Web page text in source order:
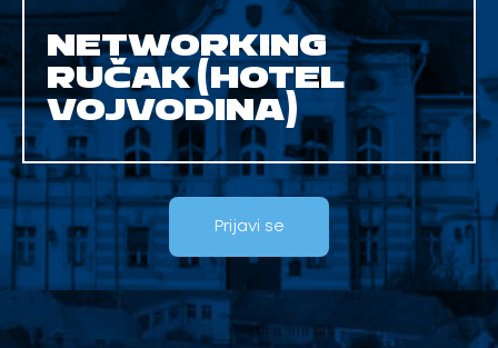
NETWORKING
RUČAK (HOTEL
VOJVODINA)
Prijavi se